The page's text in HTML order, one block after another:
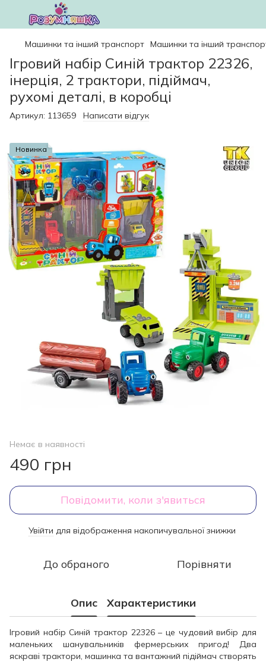
Машинки та інший транспорт Машинки та інший
Ігровий набір Синій трактор 22326,
інерція, 2 трактори, підіймач,
рухомі деталі, в коробці
Артикул: 113659 Написати відгук
Новинка
Немає в наявності
490 грн
Повідомити, коли з'явиться
Увійти для відображення накопичувальної знижки
До обраного Порівняти
Опис Характеристики
Ігровий набір Синій трактор 22326 – це чудовий вибір для
маленьких шанувальників фермерських пригод! Два
яскраві трактори, машинка та вантажний підіймач створять